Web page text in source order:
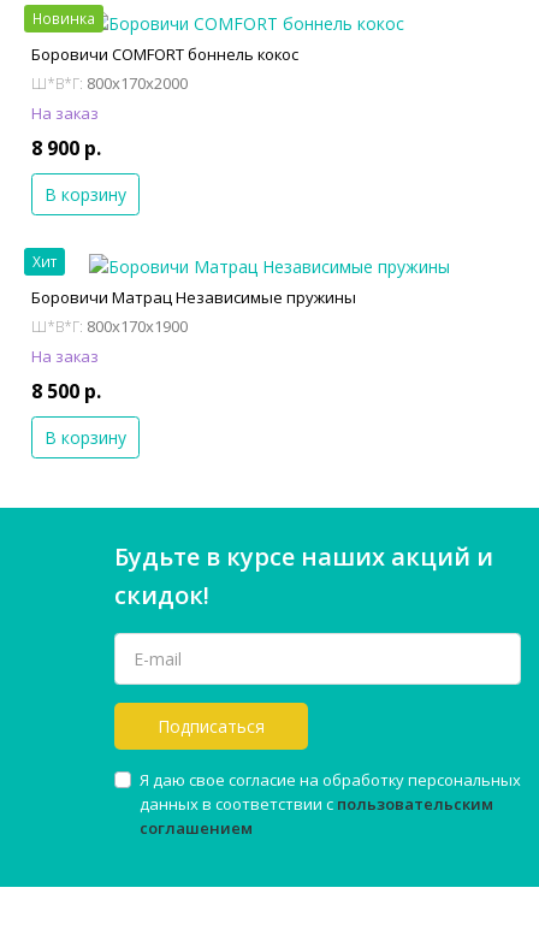
Новинка
Боровичи COMFORT боннель кокос
Ш*В*Г: 800x170x2000
На заказ
8 900 р.
В корзину
Хит
Боровичи Матрац Независимые пружины
Ш*В*Г: 800x170x1900
На заказ
8 500 р.
В корзину
Будьте в курсе наших акций и
скидок!
Подписаться
Я даю свое согласие на обработку персональных
данных в соответствии с пользовательским
соглашением